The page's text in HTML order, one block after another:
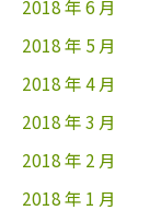
2018 年 6 月
2018 年 5 月
2018 年 4 月
2018 年 3 月
2018 年 2 月
2018 年 1 月